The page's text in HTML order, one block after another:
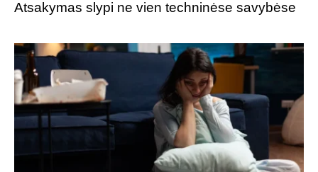
Atsakymas slypi ne vien techninėse savybėse